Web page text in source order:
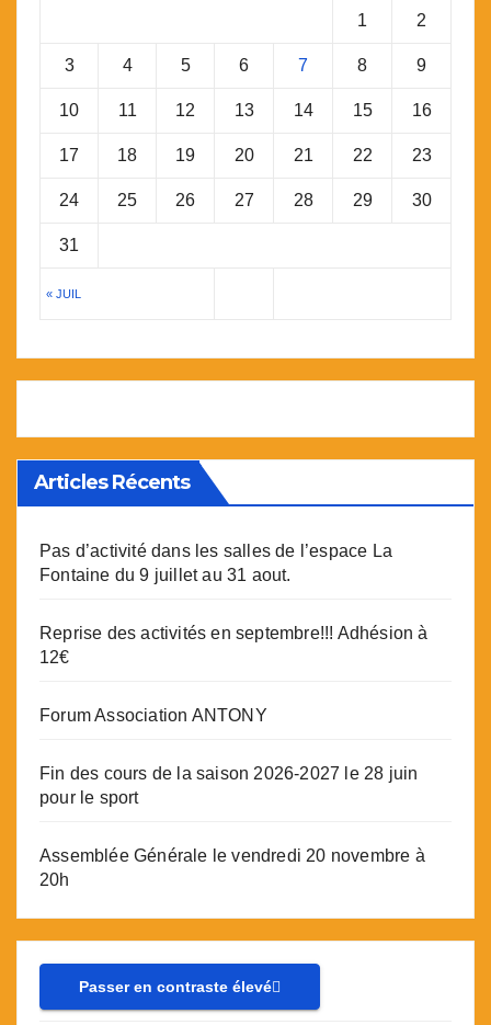
« JUIL
1 2
3 4 5 6 7 8 9
10 11 12 13 14 15 16
17 18 19 20 21 22 23
24 25 26 27 28 29 30
31
Articles Récents
Pas d’activité dans les salles de l’espace La
Fontaine du 9 juillet au 31 aout.
Reprise des activités en septembre!!! Adhésion à
12€
Forum Association ANTONY
Fin des cours de la saison 2026-2027 le 28 juin
pour le sport
Assemblée Générale le vendredi 20 novembre à
20h
Passer en contraste élevé